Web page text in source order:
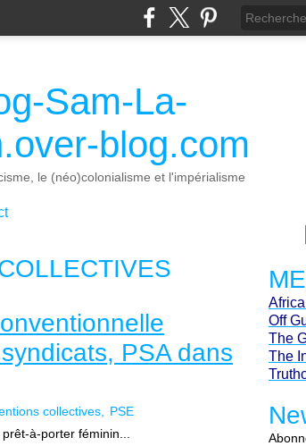
Sam-La-
blog.com
le (néo)colonialisme et l'impérialisme
PSA dans
collectives
PSE
à-porter féminin...
Off
The
The